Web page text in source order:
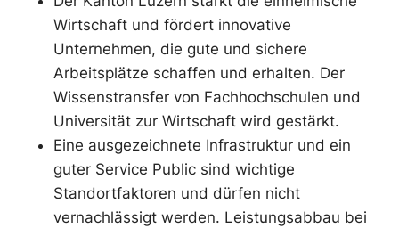
Wirtschaft und fördert innovative
Unternehmen, die gute und sichere
Arbeitsplätze schaffen und erhalten. Der
Wissenstransfer von Fachhochschulen und
Universität zur Wirtschaft wird gestärkt.
Eine ausgezeichnete Infrastruktur und ein
guter Service Public sind wichtige
Standortfaktoren und dürfen nicht
vernachlässigt werden. Leistungsabbau bei